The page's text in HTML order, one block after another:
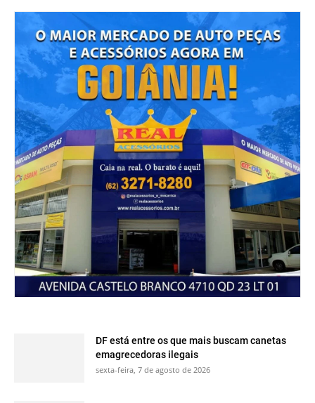
DF está entre os que mais buscam canetas
emagrecedoras ilegais
sexta-feira, 7 de agosto de 2026